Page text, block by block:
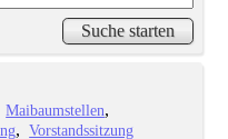
Maibaumstellen
Vorstandssitzung